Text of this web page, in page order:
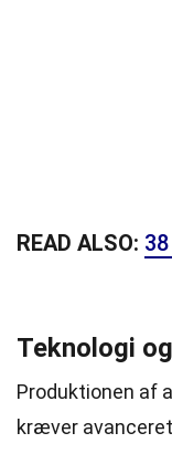
READ ALSO:
Teknologi
Produktionen af
kræver